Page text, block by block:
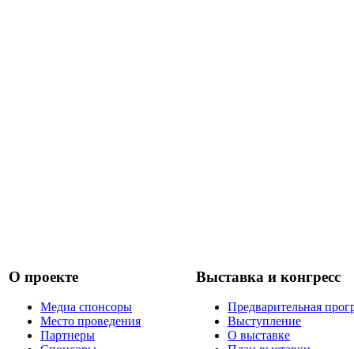
О проекте
Медиа спонсоры
Место проведения
Партнеры
Выставка и конгресс
Предварительная
Выступление
О выставке